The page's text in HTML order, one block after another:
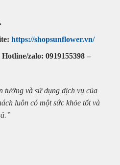
https://shopsunflower.vn/
zalo: 0919155398 –
tưởng và sử dụng dịch vụ của
luôn có một sức khỏe tốt và